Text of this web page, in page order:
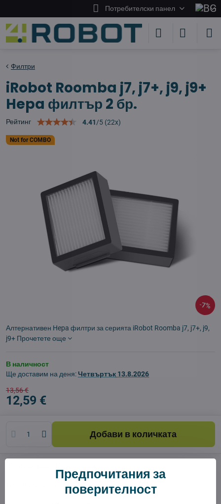
Потребителски панел
Not for COMBO
7%
Филтри
iRobot Roomba j7, j7+, j9, j9+
Hepa филтър 2 бр.
Рейтинг 4.41/5 (22x)
Алтернативен Hepa филтри за серията iRobot Roomba j7, j7+, j9,
j9+ Прочетете още
В наличност
Ще доставим на деня:Четвъртък 13.8.2026
13,56 €
12,59 €
Добави в количката
Предпочитания за
поверителност